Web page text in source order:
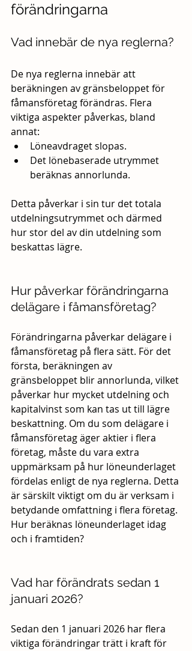
förändringarna
Vad innebär de nya reglerna?
De nya reglerna innebär att
beräkningen av gränsbeloppet för
fåmansföretag förändras. Flera
viktiga aspekter påverkas, bland
annat:
Löneavdraget slopas.
Det lönebaserade utrymmet
beräknas annorlunda.
Detta påverkar i sin tur det totala
utdelningsutrymmet och därmed
hur stor del av din utdelning som
beskattas lägre.
Hur påverkar förändringarna
delägare i fåmansföretag?
Förändringarna påverkar delägare i
fåmansföretag på flera sätt. För det
första, beräkningen av
gränsbeloppet blir annorlunda, vilket
påverkar hur mycket utdelning och
kapitalvinst som kan tas ut till lägre
beskattning. Om du som delägare i
fåmansföretag äger aktier i flera
företag, måste du vara extra
uppmärksam på hur löneunderlaget
fördelas enligt de nya reglerna. Detta
är särskilt viktigt om du är verksam i
betydande omfattning i flera företag.
Hur beräknas löneunderlaget idag
och i framtiden?
Vad har förändrats sedan 1
januari 2026?
Sedan den 1 januari 2026 har flera
viktiga förändringar trätt i kraft för